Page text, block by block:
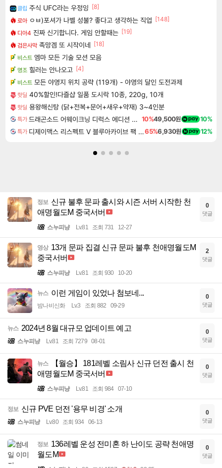
클립 주식 UFC라는 우정잉 [8]
로아 ㅇㅂ)포셔가 나벨 성불? 좋다고 생각하는 직업 [148]
디아4 진짜 신기합니다. 게임 안할때는 [19]
검은사막 족망겜 또 시작이네 [18]
비스트 엠마 모든 기술 모션 모음
명조 힐러는 안나오고 [4]
비스트 모든 야영지 위치 공략 (119개) - 야영의 달인 도전과제
핫딜 40%할인!다즐샵 일품 도시락 10종, 220g, 10개
핫딜 용왕해신탕 (닭+전복+문어+새우+약재) 3~4인분
특가 드래곤소드 어웨이크닝 디럭스 에디션 DragonSword Awakening Deluxe Edition 10%49,500원 10%
특가 디제이맥스 리스펙트 V 블루아카이브 팩 DJMAX RESPECT V Blue Archive Pack DLC65%6,930원 12%
정보 신규 불후 문파 출시와 시즌 서버 시작한 천
애명월도M 중국서버
스누피냥 Lv.81 조회 731 12-27
0
댓글
영상 13개 문파 집결 신규 문파 불후 천애명월도M
중국서버
스누피냥 Lv.81 조회 930 10-20
2
댓글
뉴스 이런 게임이 있었나 첨보네...
밤나비신화 Lv.3 조회 882 09-29
0
댓글
뉴스 2024년 8월 대규모 업데이트 예고
스누피냥 Lv.81 조회 7279 08-01
0
댓글
뉴스
【월승】 181레벨 소림사 신규 던전 출시 천
애명월도M 중국서버
스누피냥 Lv.81 조회 984 07-10
0
댓글
정보 신규 PVE 던전 '용무 비경' 소개
스누피냥 Lv.80 조회 934 06-13
0
댓글
정보 136레벨 운성 전미혼 하 난이도 공략 천애명
월도M
0
댓글